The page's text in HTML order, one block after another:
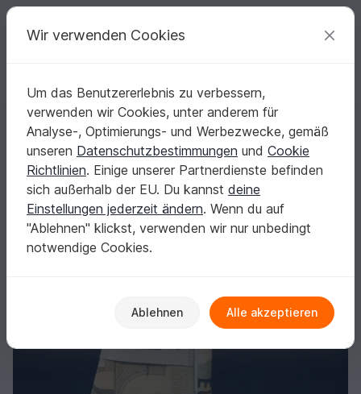
Deine kreativen Ideen
Deutsch | € (EUR) einloggen Kostenlos registrieren
Startseite Basteln Origami mit Geld Weitere Anlässe
Origami Geldschein Segelschiff (*)
Origami Geldschein Segelschiff (*)
Wir verwenden Cookies
Um das Benutzererlebnis zu verbessern,
verwenden wir Cookies, unter anderem für
Analyse-, Optimierungs- und Werbezwecke, gemäß
unseren Datenschutzbestimmungen und Cookie
Richtlinien. Einige unserer Partnerdienste befinden
sich außerhalb der EU. Du kannst deine
Einstellungen jederzeit ändern. Wenn du auf
"Ablehnen" klickst, verwenden wir nur unbedingt
notwendige Cookies.
Ablehnen Alle akzeptieren